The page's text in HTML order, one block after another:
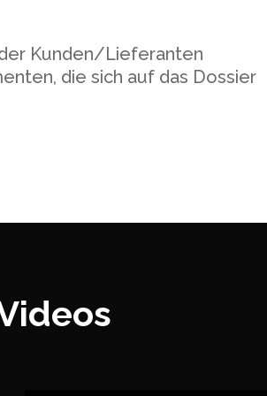
Kunden/Lieferanten
die sich auf das Dossier